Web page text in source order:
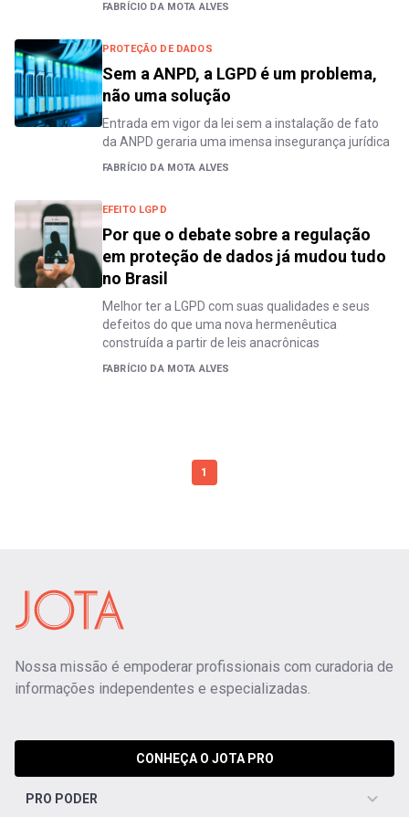
FABRÍCIO DA MOTA ALVES
PROTEÇÃO DE DADOS
Sem a ANPD, a LGPD é um problema,
não uma solução
Entrada em vigor da lei sem a instalação de fato
da ANPD geraria uma imensa insegurança jurídica
FABRÍCIO DA MOTA ALVES
EFEITO LGPD
Por que o debate sobre a regulação
em proteção de dados já mudou tudo
no Brasil
Melhor ter a LGPD com suas qualidades e seus
defeitos do que uma nova hermenêutica
construída a partir de leis anacrônicas
FABRÍCIO DA MOTA ALVES
1
Nossa missão é empoderar profissionais com curadoria de
informações independentes e especializadas.
CONHEÇA O JOTA PRO
PRO PODER